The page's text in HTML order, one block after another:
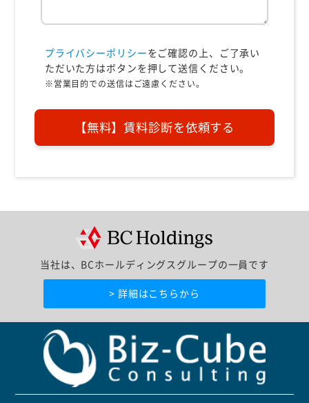
プライバシーポリシー をご確認の上、ご了承い
ただいた方はボタンを押して送信ください。
※営業目的での送信はご遠慮ください。
当社は、BCホールディングスグループの一員です
> 詳細はこちらから